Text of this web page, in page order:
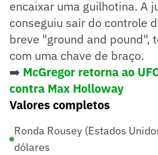
encaixar uma guilhotina. A
conseguiu sair do controle
breve "ground and pound",
com uma chave de braço.
➡️ McGregor retorna ao
contra Max Holloway
Valores completos
Ronda Rousey (Estados
dólares